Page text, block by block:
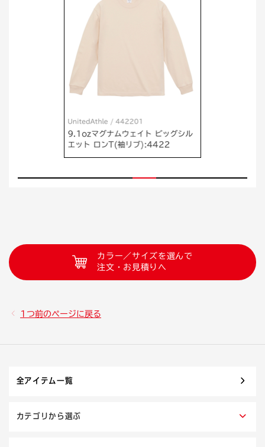
カラー／サイズを選んで
注文・お見積りへ
1つ前のページに戻る
全アイテム一覧
カテゴリから選ぶ